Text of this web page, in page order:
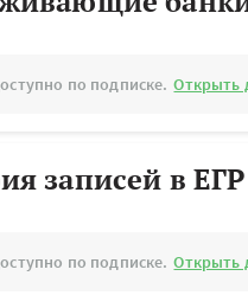
по подписке. Открыть
записей в ЕГР
по подписке. Открыть